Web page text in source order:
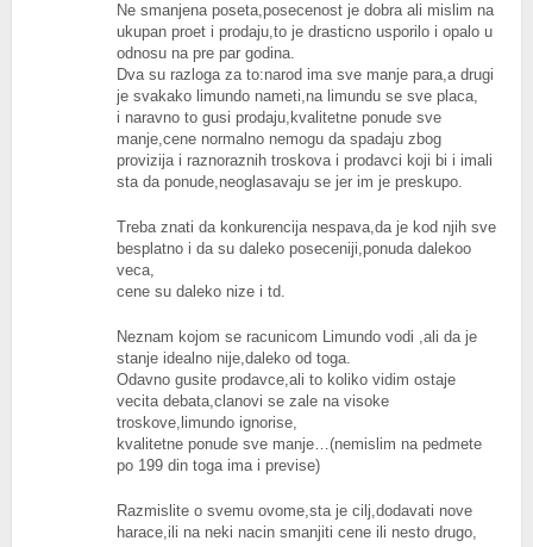
Ne smanjena poseta,posecenost je dobra ali mislim na
ukupan proet i prodaju,to je drasticno usporilo i opalo u
odnosu na pre par godina.
Dva su razloga za to:narod ima sve manje para,a drugi
je svakako limundo nameti,na limundu se sve placa,
i naravno to gusi prodaju,kvalitetne ponude sve
manje,cene normalno nemogu da spadaju zbog
provizija i raznoraznih troskova i prodavci koji bi i imali
sta da ponude,neoglasavaju se jer im je preskupo.
Treba znati da konkurencija nespava,da je kod njih sve
besplatno i da su daleko poseceniji,ponuda dalekoo
veca,
cene su daleko nize i td.
Neznam kojom se racunicom Limundo vodi ,ali da je
stanje idealno nije,daleko od toga.
Odavno gusite prodavce,ali to koliko vidim ostaje
vecita debata,clanovi se zale na visoke
troskove,limundo ignorise,
kvalitetne ponude sve manje…(nemislim na pedmete
po 199 din toga ima i previse)
Razmislite o svemu ovome,sta je cilj,dodavati nove
harace,ili na neki nacin smanjiti cene ili nesto drugo,